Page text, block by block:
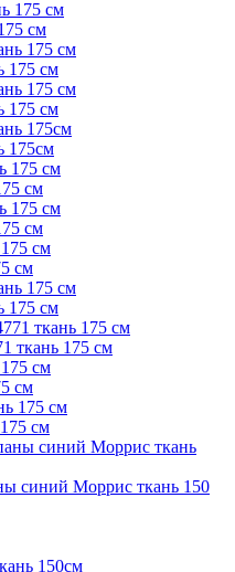
см
175 см
175 см
175см
см
см
см
175 см
ткань 175 см
см
см
синий Моррис ткань 150